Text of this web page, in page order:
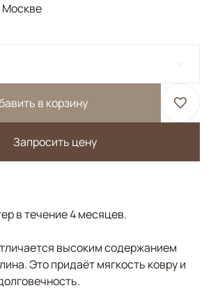
Москве
в корзину
Запросить цену
в течение 4 месяцев.
высоким содержанием
Это придаёт мягкость ковру и